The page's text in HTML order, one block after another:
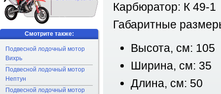
Карбюратор: К 49-1
Габаритные
Высота, см: 105
Ширина, см: 35
Длина, см: 50
Смотрите также:
Подвесной лодочный мотор
Вихрь
Подвесной лодочный мотор
Нептун
Подвесной лодочный мотор